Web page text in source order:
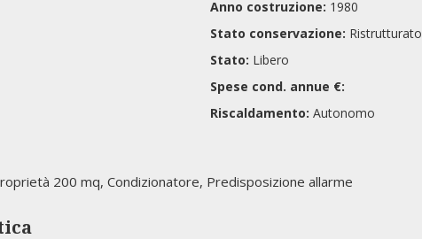
Anno costruzione: 1980
Stato conservazione: Ristrutturato
Stato: Libero
Spese cond. annue €:
Riscaldamento: Autonomo
200 mq, Condizionatore, Predisposizione allarme